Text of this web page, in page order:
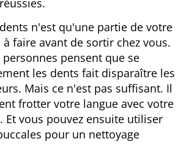
n'est qu'une partie de votre
faire avant de sortir chez vous.
pensent que se
les dents fait disparaître les
Mais ce n'est pas suffisant. Il
frotter votre langue avec votre
Et vous pouvez ensuite utiliser
pour un nettoyage